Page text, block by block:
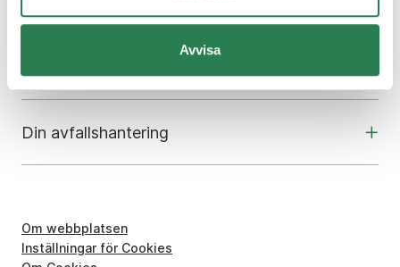
Avvisa
Din avfallshantering
Om webbplatsen
Inställningar för Cookies